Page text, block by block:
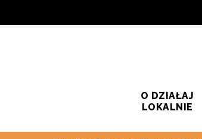
O DZIAŁAJ
LOKALNIE